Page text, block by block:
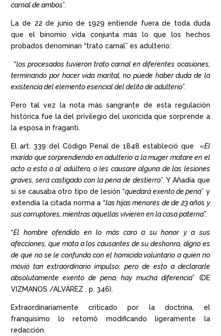
carnal de ambos”.
La de 22 de junio de 1929 entiende fuera de toda duda
que el binomio vida conjunta más lo que los hechos
probados denominan “trato carnal” es adulterio:
“los procesados tuvieron trato carnal en diferentes ocasiones,
terminando por hacer vida marital, no puede haber duda de la
existencia del elemento esencial del delito de adulterio”.
Pero tal vez la nota más sangrante de esta regulación
histórica fue la del privilegio del uxoricida que sorprende a
la esposa in fraganti.
El art. 339 del Código Penal de 1848 estableció que «El
marido que sorprendiendo en adulterio a la muger matare en el
acto a esta o al adúltero, o les causare alguna de las lesiones
graves, será castigado con la pena de destierro”. Y Añadía que
si se causaba otro tipo de lesión “quedará exento de pena” y
extendía la citada norma a “las hijas menores de de 23 años y
sus corruptores, mientras aquellas vivieren en la casa paterna”.
“El hombre ofendido en lo más caro a su honor y a sus
afecciones, que mata a los causantes de su deshonra, digno es
de que no se le confunda con el homicida voluntario a quien no
movió tan extraordinario impulso; pero de esto a declararle
absolutamente exento de pena, hay mucha diferencia” (DE
VIZMANOS /ALVÁREZ , p. 346).
Extraordinariamente criticado por la doctrina, el
franquisimo lo retomó modificando ligeramente la
redacción.